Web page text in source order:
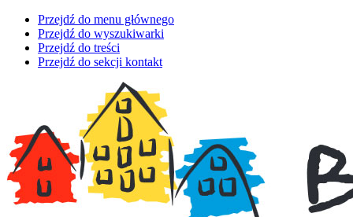
Przejdź do menu głównego
Przejdź do wyszukiwarki
Przejdź do treści
Przejdź do sekcji kontakt